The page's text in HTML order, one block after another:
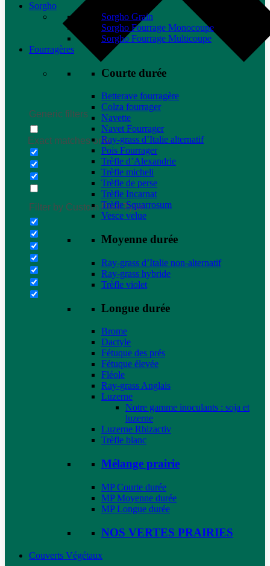
Generic filters
Exact matches only
Filter by Custom Post Type
Sorgho
Sorgho Grain
Sorgho Fourrage Monocoupe
Sorgho Fourrage Multicoupe
Fourragères
Courte durée
Betterave fourragère
Colza fourrager
Navette
Navet Fourrager
Ray-grass d’Italie alternatif
Pois Fourrager
Trèfle d’Alexandrie
Trèfle micheli
Trèfle de perse
Trèfle Incarnat
Trèfle Squarrosum
Vesce velue
Moyenne durée
Ray-grass d’Italie non-alternatif
Ray-grass hybride
Trèfle violet
Longue durée
Brome
Dactyle
Fétuque des prés
Fétuque élevée
Fléole
Ray-grass Anglais
Luzerne
Notre gamme inoculants : soja et
luzerne
Luzerne Rhizactiv
Trèfle blanc
Mélange prairie
MP Courte durée
MP Moyenne durée
MP Longue durée
NOS VERTES PRAIRIES
Couverts Végétaux